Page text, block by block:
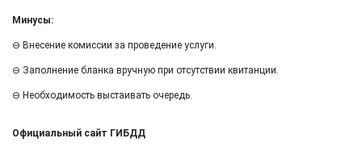
Минусы:
⊖ Внесение комиссии за проведение услуги.
⊖ Заполнение бланка вручную при отсутствии квитанции.
⊖ Необходимость выстаивать очередь.
Официальный сайт ГИБДД